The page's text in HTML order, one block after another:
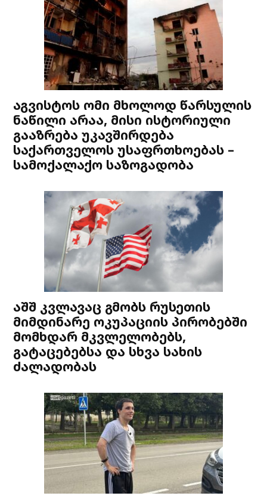
აგვისტოს ომი მხოლოდ წარსულის
ნაწილი არაა, მისი ისტორიული
გააზრება უკავშირდება
საქართველოს უსაფრთხოებას –
სამოქალაქო საზოგადობა
აშშ კვლავაც გმობს რუსეთის
მიმდინარე ოკუპაციის პირობებში
მომხდარ მკვლელობებს,
გატაცებებსა და სხვა სახის
ძალადობას